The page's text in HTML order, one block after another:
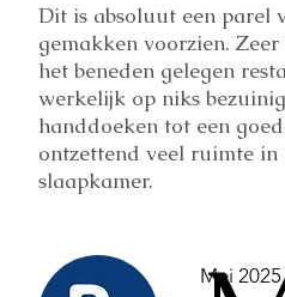
Dit is absoluut een parel
gemakken voorzien.
het beneden gelegen
werkelijk op niks
handdoeken tot een
ontzettend veel ruimte
slaapkamer.
Mei 2025